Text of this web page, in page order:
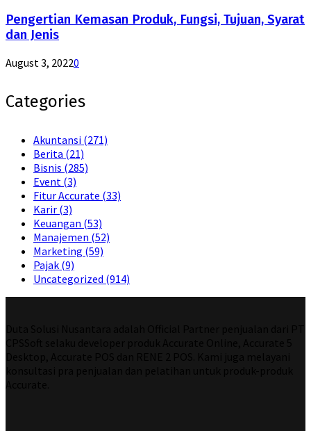
Pengertian Kemasan Produk, Fungsi, Tujuan, Syarat
dan Jenis
August 3, 20220
Categories
Akuntansi (271)
Berita (21)
Bisnis (285)
Event (3)
Fitur Accurate (33)
Karir (3)
Keuangan (53)
Manajemen (52)
Marketing (59)
Pajak (9)
Uncategorized (914)